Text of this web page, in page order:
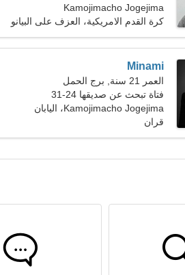
Kamojimacho Jogejima
كرة القدم الامريكية، العزف على البيانو
Minami
العمر 21 سنة, برج الحمل
فتاة تبحث عن صديقها 24-31
Kamojimacho Jogejima، اليابان
قران